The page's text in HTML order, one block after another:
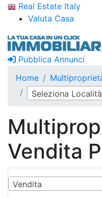
Real Estate Italy
Valuta Casa
Pubblica Annunci
Home
Seleziona Località
Vendita
Vendita